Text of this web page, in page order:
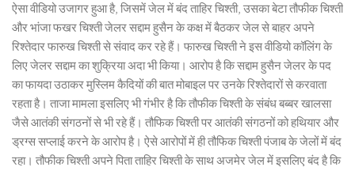
ऐसा वीडियो उजागर हुआ है, जिसमें जेल में बंद ताहिर चिश्ती, उसका बेटा तौफीक चिश्ती
और भांजा फखर चिश्ती जेलर सद्दाम हुसैन के कक्ष में बैठकर जेल से बाहर अपने
रिश्तेदार फारुख चिश्ती से संवाद कर रहे हैं। फारुख चिश्ती ने इस वीडियो कॉलिंग के
लिए जेलर सद्दाम का शुक्रिया अदा भी किया। आरोप है कि सद्दाम हुसैन जेलर के पद
का फायदा उठाकर मुस्लिम कैदियों की बात मोबाइल पर उनके रिश्तेदारों से करवाता
रहता है। ताजा मामला इसलिए भी गंभीर है कि तौफीक चिश्ती के संबंध बब्बर खालसा
जैसे आतंकी संगठनों से भी रहे हैं। तौफिक चिश्ती पर आतंकी संगठनों को हथियार और
ड्रग्स सप्लाई करने के आरोप है। ऐसे आरोपों में ही तौफिक चिश्ती पंजाब के जेलों में बंद
रहा। तौफीक चिश्ती अपने पिता ताहिर चिश्ती के साथ अजमेर जेल में इसलिए बंद है कि